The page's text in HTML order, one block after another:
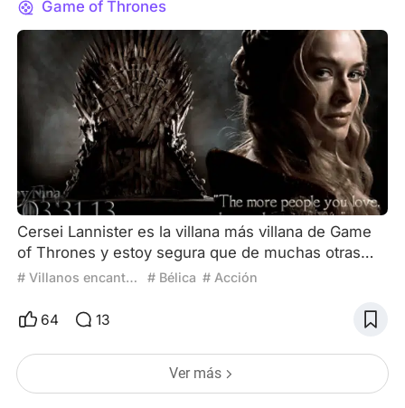
Game of Thrones
Cersei Lannister es la villana más villana de Game
of Thrones y estoy segura que de muchas otras
series y películas. Cersei es despiadada y nada,
nada hace que cambie su rumbo, nada la desvía de
sentarse en el Trono de Hierro. Todo lo que se
cruce por su camino al trono será desechado o
pasado por enci
# Villanos encantadores # Bélica # Acción
64 13
Ver más